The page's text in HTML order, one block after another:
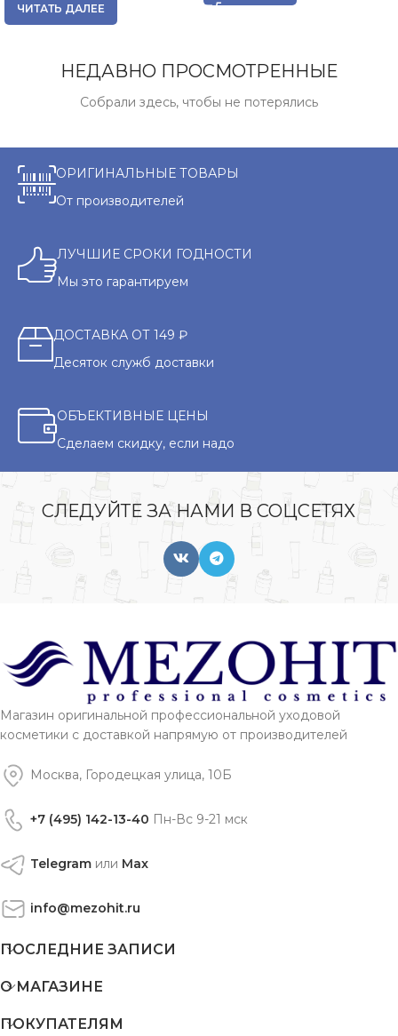
ЧИТАТЬ ДАЛЕЕ
НЕДАВНО ПРОСМОТРЕННЫЕ
Собрали здесь, чтобы не потерялись
ОРИГИНАЛЬНЫЕ ТОВАРЫ
От производителей
ЛУЧШИЕ СРОКИ ГОДНОСТИ
Мы это гарантируем
ДОСТАВКА ОТ 149 ₽
Десяток служб доставки
ОБЪЕКТИВНЫЕ ЦЕНЫ
Сделаем скидку, если надо
СЛЕДУЙТЕ ЗА НАМИ В СОЦСЕТЯХ
Магазин оригинальной профессиональной уходовой
косметики с доставкой напрямую от производителей
Москва, Городецкая улица, 10Б
+7 (495) 142-13-40 Пн-Вс 9-21 мск
Telegram или Max
info@mezohit.ru
ПОСЛЕДНИЕ ЗАПИСИ
О МАГАЗИНЕ
ПОКУПАТЕЛЯМ